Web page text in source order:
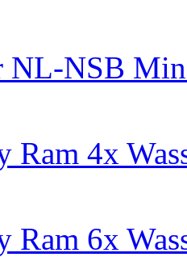
NL-NSB
Ram 4x
Ram 6x